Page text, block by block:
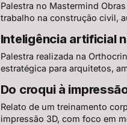
Palestra no Mastermind
trabalho na construção civil,
Inteligência artificial
Palestra realizada na
estratégica para arquitetos,
Do croqui à
Relato de um treinamento
impressão 3D, com foco em